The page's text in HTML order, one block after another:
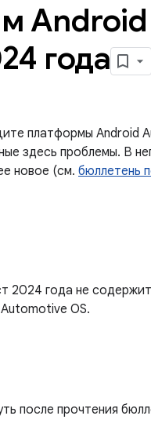
Android
года
платформы Android
здесь проблемы. В
новое (см. бюллетень
2024 года не
OS.
после прочтения